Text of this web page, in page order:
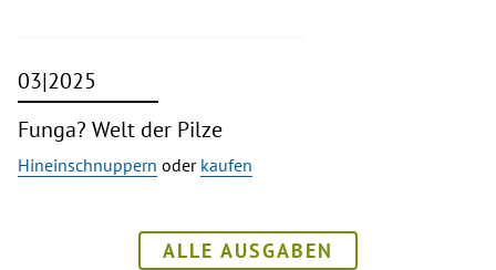
03|2025
Funga? Welt der Pilze
Hineinschnuppern oder kaufen
ALLE AUSGABEN